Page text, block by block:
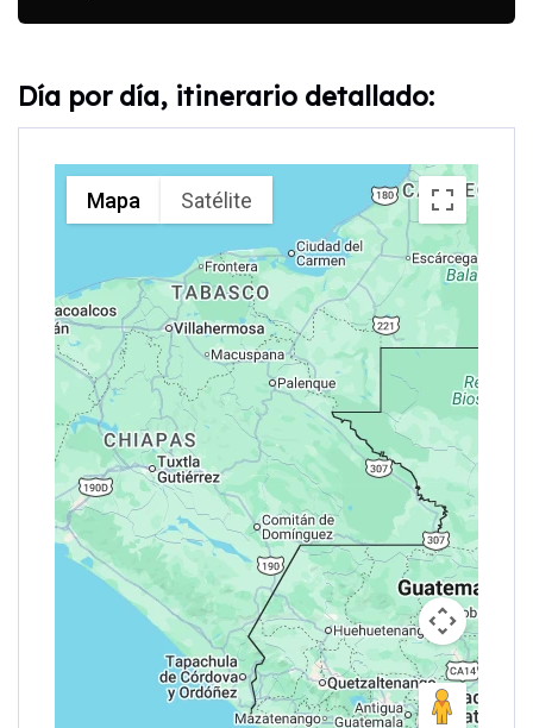
Día por día, itinerario detallado:
Mapa Satélite